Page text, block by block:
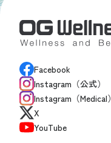
Facebook
Instagram（公式）
Instagram（Medical）
X
YouTube